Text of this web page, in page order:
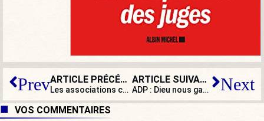
Prev ARTICLE PRÉCÉDENT
Les associations craignent qu’un grand nombre de migrants ne soient renvoyés à la rue le 31 mars
ARTICLE SUIVANT
ADP : Dieu nous garde des énarques ! Next
VOS COMMENTAIRES